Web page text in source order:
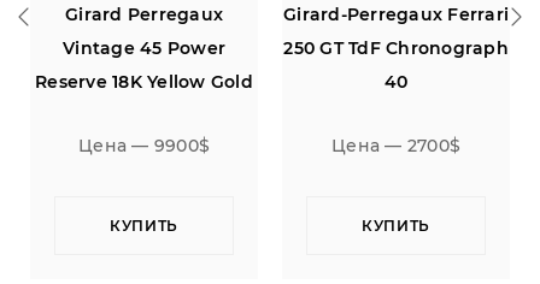
Girard Perregaux
Vintage 45 Power
Reserve 18K Yellow Gold
Цена — 9900$
КУПИТЬ
Girard-Perregaux Ferrari
250 GT TdF Chronograph
40
Цена — 2700$
КУПИТЬ